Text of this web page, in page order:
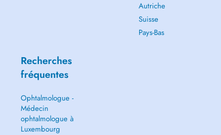
Autriche
Suisse
Pays-Bas
Recherches
fréquentes
Ophtalmologue -
Médecin
ophtalmologue à
Luxembourg